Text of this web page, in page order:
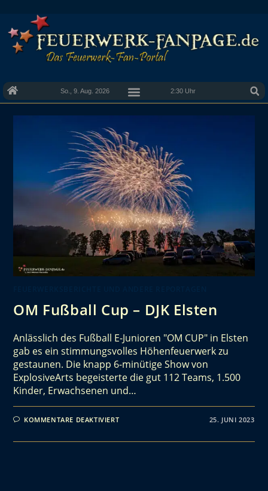
So., 9. Aug. 2026 2:30 Uhr
OM Fußball Cup – DJK Elsten
Anlässlich des Fußball E-Junioren "OM CUP" in Elsten
gab es ein stimmungsvolles Höhenfeuerwerk zu
gestaunen. Die knapp 6-minütige Show von
ExplosiveArts begeisterte die gut 112 Teams, 1.500
Kinder, Erwachsenen und…
KOMMENTARE DEAKTIVIERT 25. JUNI 2023